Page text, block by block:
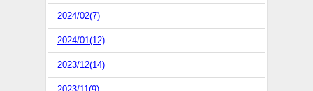
2024/02(7)
2024/01(12)
2023/12(14)